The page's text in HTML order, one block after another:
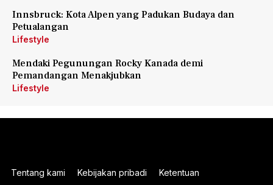
Innsbruck: Kota Alpen yang Padukan Budaya dan
Petualangan
Lifestyle
Mendaki Pegunungan Rocky Kanada demi
Pemandangan Menakjubkan
Lifestyle
Tentang kami Kebijakan pribadi Ketentuan